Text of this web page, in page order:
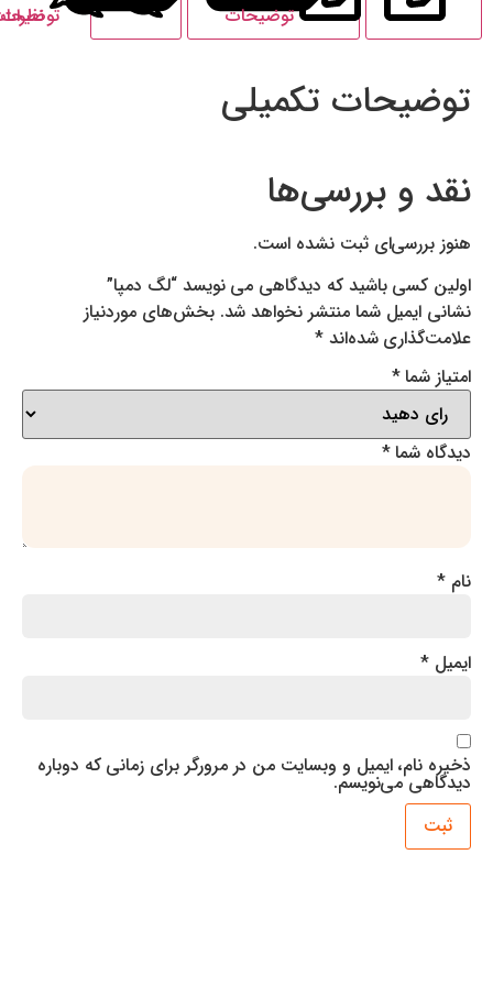
توضیحات توضیحات تکمیلی
نظرات
تکمیلی
و بررسی‌ها
ثبت نشده است.
کسی باشید که دیدگاهی می نویسد “لگ دمپا”
ایمیل شما منتشر نخواهد شد.بخش‌های موردنیاز
شده‌اند*
شما*
شما*
ایمیل و وبسایت من در مرورگر برای زمانی که دوباره
می‌نویسم.